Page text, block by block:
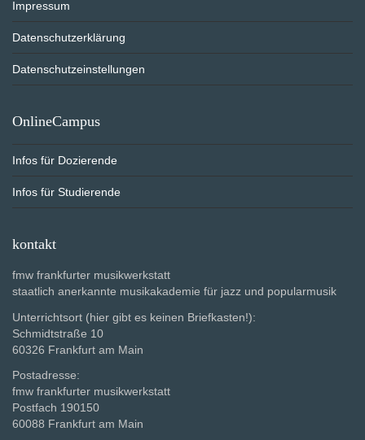
Impressum
Datenschutzerklärung
Datenschutzeinstellungen
OnlineCampus
Infos für Dozierende
Infos für Studierende
kontakt
fmw frankfurter musikwerkstatt
staatlich anerkannte musikakademie für jazz und popularmusik
Unterrichtsort (hier gibt es keinen Briefkasten!):
Schmidtstraße 10
60326 Frankfurt am Main
Postadresse:
fmw frankfurter musikwerkstatt
Postfach 190150
60088 Frankfurt am Main